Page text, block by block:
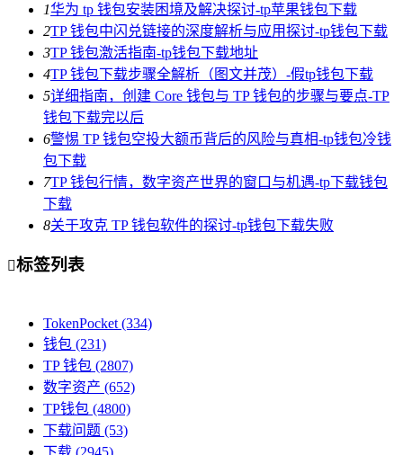
1华为 tp 钱包安装困境及解决探讨-tp苹果钱包下载
2TP 钱包中闪兑链接的深度解析与应用探讨-tp钱包下载
3TP 钱包激活指南-tp钱包下载地址
4TP 钱包下载步骤全解析（图文并茂）-假tp钱包下载
5详细指南，创建 Core 钱包与 TP 钱包的步骤与要点-TP
钱包下载完以后
6警惕 TP 钱包空投大额币背后的风险与真相-tp钱包冷钱
包下载
7TP 钱包行情，数字资产世界的窗口与机遇-tp下载钱包
下载
8关于攻克 TP 钱包软件的探讨-tp钱包下载失败
标签列表
TokenPocket (334)
钱包 (231)
TP 钱包 (2807)
数字资产 (652)
TP钱包 (4800)
下载问题 (53)
下载 (2945)